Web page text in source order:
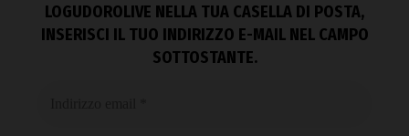
LOGUDOROLIVE NELLA TUA CASELLA DI POSTA,
INSERISCI IL TUO INDIRIZZO E-MAIL NEL CAMPO
SOTTOSTANTE.